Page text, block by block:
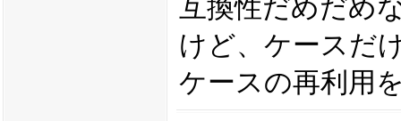
互換性だめだめ
けど、ケースだ
ケースの再利用